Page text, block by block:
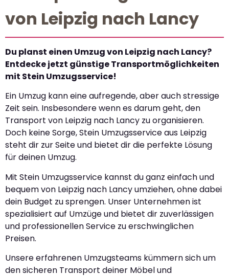
von Leipzig nach Lancy
Du planst einen Umzug von Leipzig nach Lancy?
Entdecke jetzt günstige Transportmöglichkeiten
mit Stein Umzugsservice!
Ein Umzug kann eine aufregende, aber auch stressige
Zeit sein. Insbesondere wenn es darum geht, den
Transport von Leipzig nach Lancy zu organisieren.
Doch keine Sorge, Stein Umzugsservice aus Leipzig
steht dir zur Seite und bietet dir die perfekte Lösung
für deinen Umzug.
Mit Stein Umzugsservice kannst du ganz einfach und
bequem von Leipzig nach Lancy umziehen, ohne dabei
dein Budget zu sprengen. Unser Unternehmen ist
spezialisiert auf Umzüge und bietet dir zuverlässigen
und professionellen Service zu erschwinglichen
Preisen.
Unsere erfahrenen Umzugsteams kümmern sich um
den sicheren Transport deiner Möbel und